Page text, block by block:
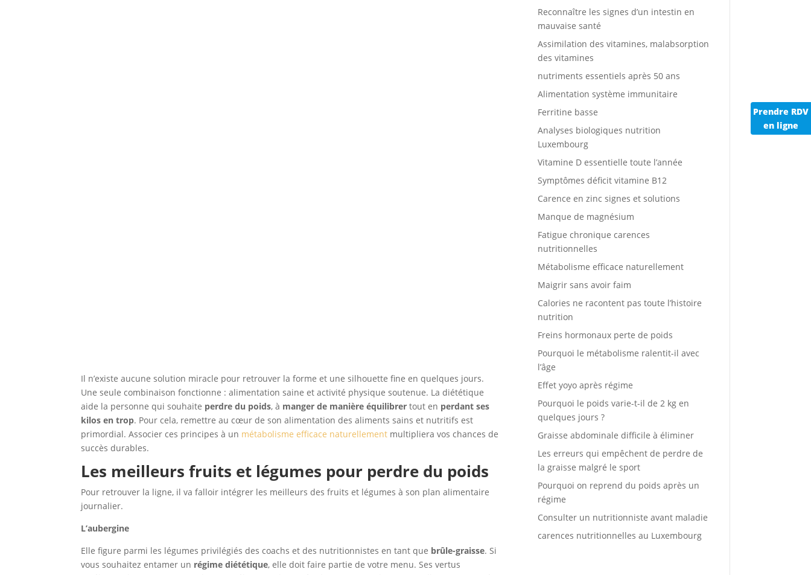
Prendre RDV
en ligne
Il n’existe aucune solution miracle pour retrouver la forme et une silhouette fine en quelques jours.
Une seule combinaison fonctionne : alimentation saine et activité physique soutenue. La diététique
aide la personne qui souhaite perdre du poids, à manger de manière équilibrer tout en perdant ses
kilos en trop. Pour cela, remettre au cœur de son alimentation des aliments sains et nutritifs est
primordial. Associer ces principes à un métabolisme efficace naturellement multipliera vos chances de
succès durables.
Les meilleurs fruits et légumes pour perdre du poids
Pour retrouver la ligne, il va falloir intégrer les meilleurs des fruits et légumes à son plan alimentaire
journalier.
L’aubergine
Elle figure parmi les légumes privilégiés des coachs et des nutritionnistes en tant que brûle-graisse. Si
vous souhaitez entamer un régime diététique, elle doit faire partie de votre menu. Ses vertus
Reconnaître les signes d’un intestin en
mauvaise santé
Assimilation des vitamines, malabsorption
des vitamines
nutriments essentiels après 50 ans
Alimentation système immunitaire
Ferritine basse
Analyses biologiques nutrition
Luxembourg
Vitamine D essentielle toute l’année
Symptômes déficit vitamine B12
Carence en zinc signes et solutions
Manque de magnésium
Fatigue chronique carences
nutritionnelles
Métabolisme efficace naturellement
Maigrir sans avoir faim
Calories ne racontent pas toute l’histoire
nutrition
Freins hormonaux perte de poids
Pourquoi le métabolisme ralentit-il avec
l’âge
Effet yoyo après régime
Pourquoi le poids varie-t-il de 2 kg en
quelques jours ?
Graisse abdominale difficile à éliminer
Les erreurs qui empêchent de perdre de
la graisse malgré le sport
Pourquoi on reprend du poids après un
régime
Consulter un nutritionniste avant maladie
carences nutritionnelles au Luxembourg